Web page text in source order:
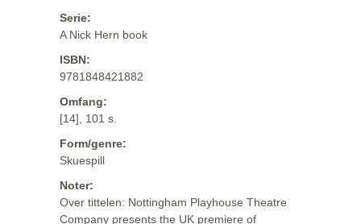
Serie:
A Nick Hern book
ISBN:
9781848421882
Omfang:
[14], 101 s.
Form/genre:
Skuespill
Noter:
Over tittelen: Nottingham Playhouse Theatre
Company presents the UK premiere of